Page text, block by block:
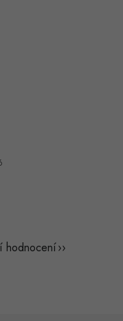
hodnocení